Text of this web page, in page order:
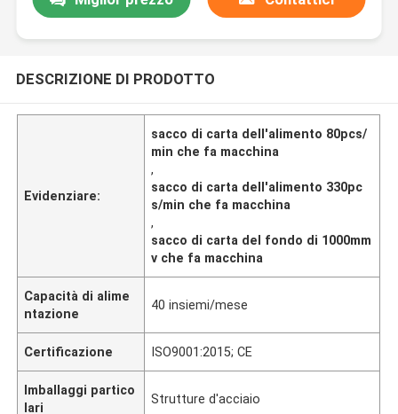
DESCRIZIONE DI PRODOTTO
Evidenziare:
sacco di carta dell'alimento 80pcs/
min che fa macchina
,
sacco di carta dell'alimento 330pc
s/min che fa macchina
,
sacco di carta del fondo di 1000mm
v che fa macchina
Capacità di alime
ntazione
40 insiemi/mese
Certificazione ISO9001:2015; CE
Imballaggi partico
lari
Strutture d'acciaio